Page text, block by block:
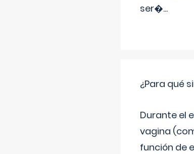
ser�...
¿Para qué
Durante el
vagina
función de